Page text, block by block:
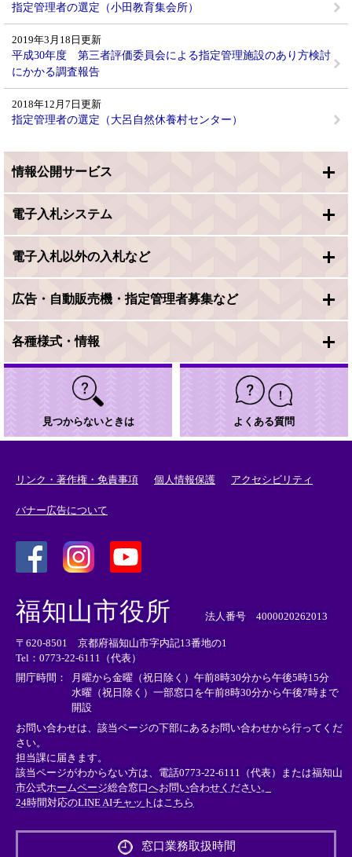
指定管理者の選定（小田教育集会所）
2019年3月18日更新
平成30年度 第三者評価委員会による指定管理施設のあり方検討
にかかる調査報告
2018年12月7日更新
指定管理者の選定（大呂自然休養村センター）
情報公開サービス
電子入札システム
電子入札以外の入札など
広告・自動販売機・指定管理者募集など
各種様式・情報
見つからないときは よくある質問
リンク・著作権・免責事項 個人情報保護 アクセシビリティ
バナー広告について
外
部
リ
ン
ク
＞
外
リ
ン
ク
＞
外
部
ン
ク
＞
福知山市役所 法人番号 4000020262013
〒620-8501 京都府福知山市字内記13番地の1
Tel：0773-22-6111（代表）
開庁時間：
月曜から金曜（祝日除く）午前8時30分から午後5時15分
水曜（祝日除く）一部窓口を午前8時30分から午後7時まで
開設
お問い合わせは、該当ページの下部にあるお問い合わせから行ってくだ
さい。
担当課に届きます。
該当ページがわからない方は、電話0773-22-6111（代表）または福知山
市公式ホームページ総合窓口へお問い合わせください。
24時間対応のLINE AIチャットはこちら
外
窓口業務取扱時間